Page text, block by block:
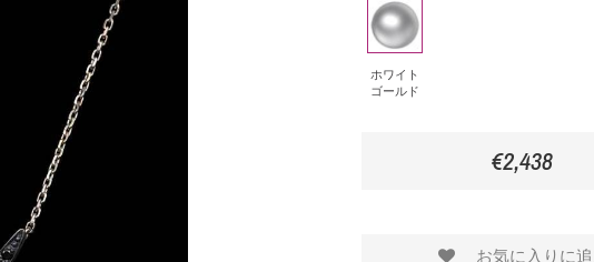
ホ
ワ
イ
ト
ホワイト
ゴールド
€2,438
お気に入りに